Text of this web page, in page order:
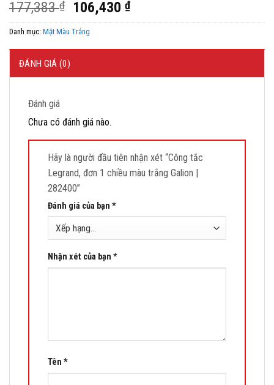
177,383₫
Giá
gốc
là:
177,383 ₫.
106,430₫Giá
hiện
là:
Danh mục: Mặt Màu Trắng
ĐÁNH GIÁ (0)
Đánh giá
Chưa có đánh giá nào.
Hãy là người đầu tiên nhận xét “Công tắc
Legrand, đơn 1 chiều màu trắng Galion |
282400”
Đánh giá của bạn *
Nhận xét của bạn *
Tên *